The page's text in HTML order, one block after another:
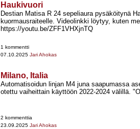
Haukivuori
Destian Matisa R 24 sepeliaura pysäköitynä
kuormausraiteelle. Videolinkki löytyy, kuten
https://youtu.be/ZFF1VHXjnTQ
1 kommentti
07.10.2025 Jari Ahokas
Milano, Italia
Automatisoidun linjan M4 juna saapumassa
otettu vaiheittain käyttöön 2022-​2024 välillä.
2 kommenttia
23.09.2025 Jari Ahokas